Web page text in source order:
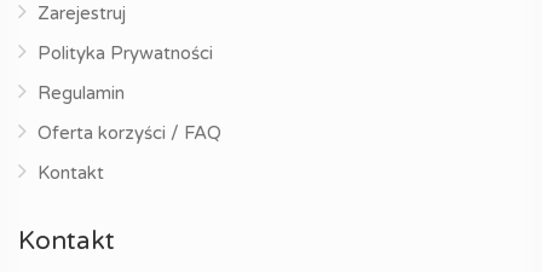
Zarejestruj
Polityka Prywatności
Regulamin
Oferta korzyści / FAQ
Kontakt
Kontakt